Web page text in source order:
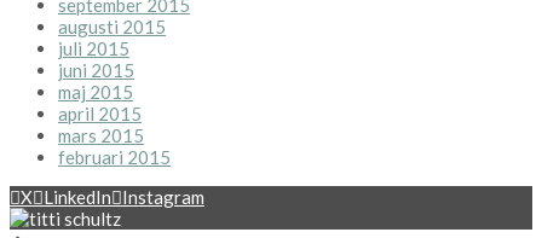
september 2015
augusti 2015
juli 2015
juni 2015
maj 2015
april 2015
mars 2015
februari 2015
X
LinkedIn Instagram